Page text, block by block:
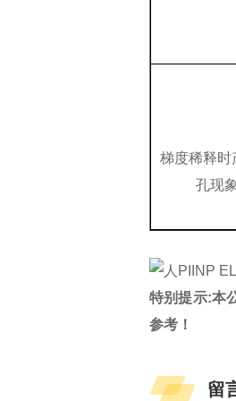
梯度稀释时
孔现
特别提示:本
参考！
留